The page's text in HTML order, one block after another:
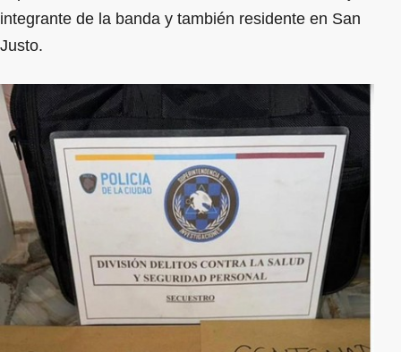
integrante de la banda y también residente en San
Justo.